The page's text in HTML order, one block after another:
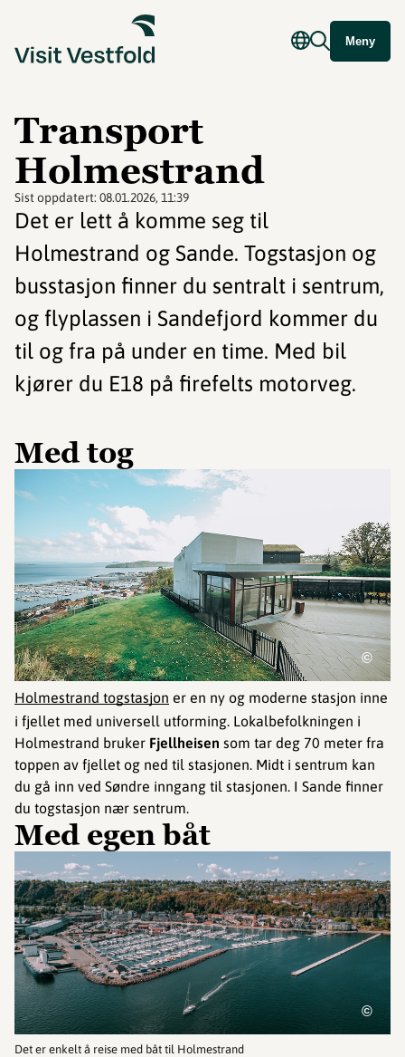
Meny
Transport
Holmestrand
Sist oppdatert: 08.01.2026, 11:39
Det er lett å komme seg til
Holmestrand og Sande. Togstasjon og
busstasjon finner du sentralt i sentrum,
og flyplassen i Sandefjord kommer du
til og fra på under en time. Med bil
kjører du E18 på firefelts motorveg.
Med tog
©
Holmestrand togstasjon er en ny og moderne stasjon inne
i fjellet med universell utforming. Lokalbefolkningen i
Holmestrand bruker Fjellheisen som tar deg 70 meter fra
toppen av fjellet og ned til stasjonen. Midt i sentrum kan
du gå inn ved Søndre inngang til stasjonen. I Sande finner
du togstasjon nær sentrum.
Med egen båt
©
Det er enkelt å reise med båt til Holmestrand